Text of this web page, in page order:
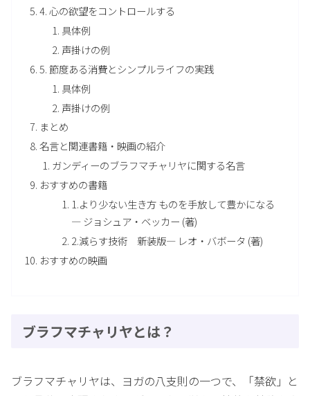
4. 心の欲望をコントロールする
具体例
声掛けの例
5. 節度ある消費とシンプルライフの実践
具体例
声掛けの例
まとめ
名言と関連書籍・映画の紹介
ガンディーのブラフマチャリヤに関する名言
おすすめの書籍
1.より少ない生き方 ものを手放して豊かになる
— ジョシュア・ベッカー (著)
2.減らす技術 新装版— レオ・バボータ (著)
おすすめの映画
ブラフマチャリヤとは？
ブラフマチャリヤは、ヨガの八支則の一つで、「禁欲」と